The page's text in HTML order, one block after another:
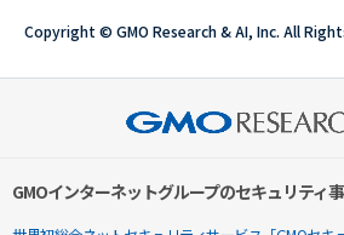
Copyright © GMO Research & AI, Inc. All
GMOインターネットグループのセキュリティ